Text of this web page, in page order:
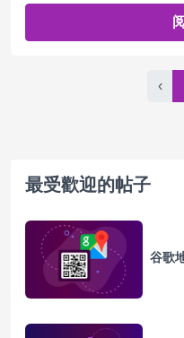
‹
最受歡迎的帖子
谷歌